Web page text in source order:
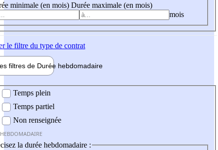
minimale (en mois) Durée maximale (en mois)
mois
le filtre du type de contrat
filtres de Durée hebdomadaire
Temps plein
Temps partiel
Non renseignée
la durée hebdomadaire :